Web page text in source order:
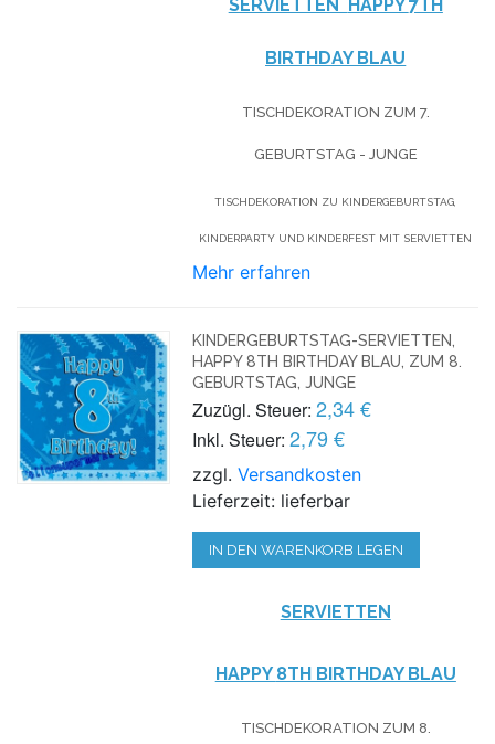
SERVIETTEN HAPPY7TH
BIRTHDAY BLAU
TISCHDEKORATION ZUM 7.
GEBURTSTAG - JUNGE
TISCHDEKORATION ZU KINDERGEBURTSTAG,
KINDERPARTY UND KINDERFEST MIT SERVIETTEN
Mehr erfahren
KINDERGEBURTSTAG-SERVIETTEN,
HAPPY 8TH BIRTHDAY BLAU, ZUM 8.
GEBURTSTAG, JUNGE
Zuzügl. Steuer: 2,34 €
Inkl. Steuer: 2,79 €
zzgl.Versandkosten
Lieferzeit: lieferbar
IN DEN WARENKORB LEGEN
SERVIETTEN
HAPPY 8TH BIRTHDAY BLAU
TISCHDEKORATION ZUM 8.